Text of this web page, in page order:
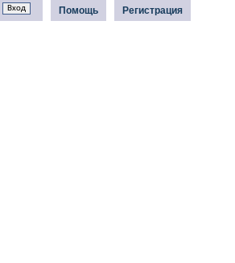
Регистрация
Помощь